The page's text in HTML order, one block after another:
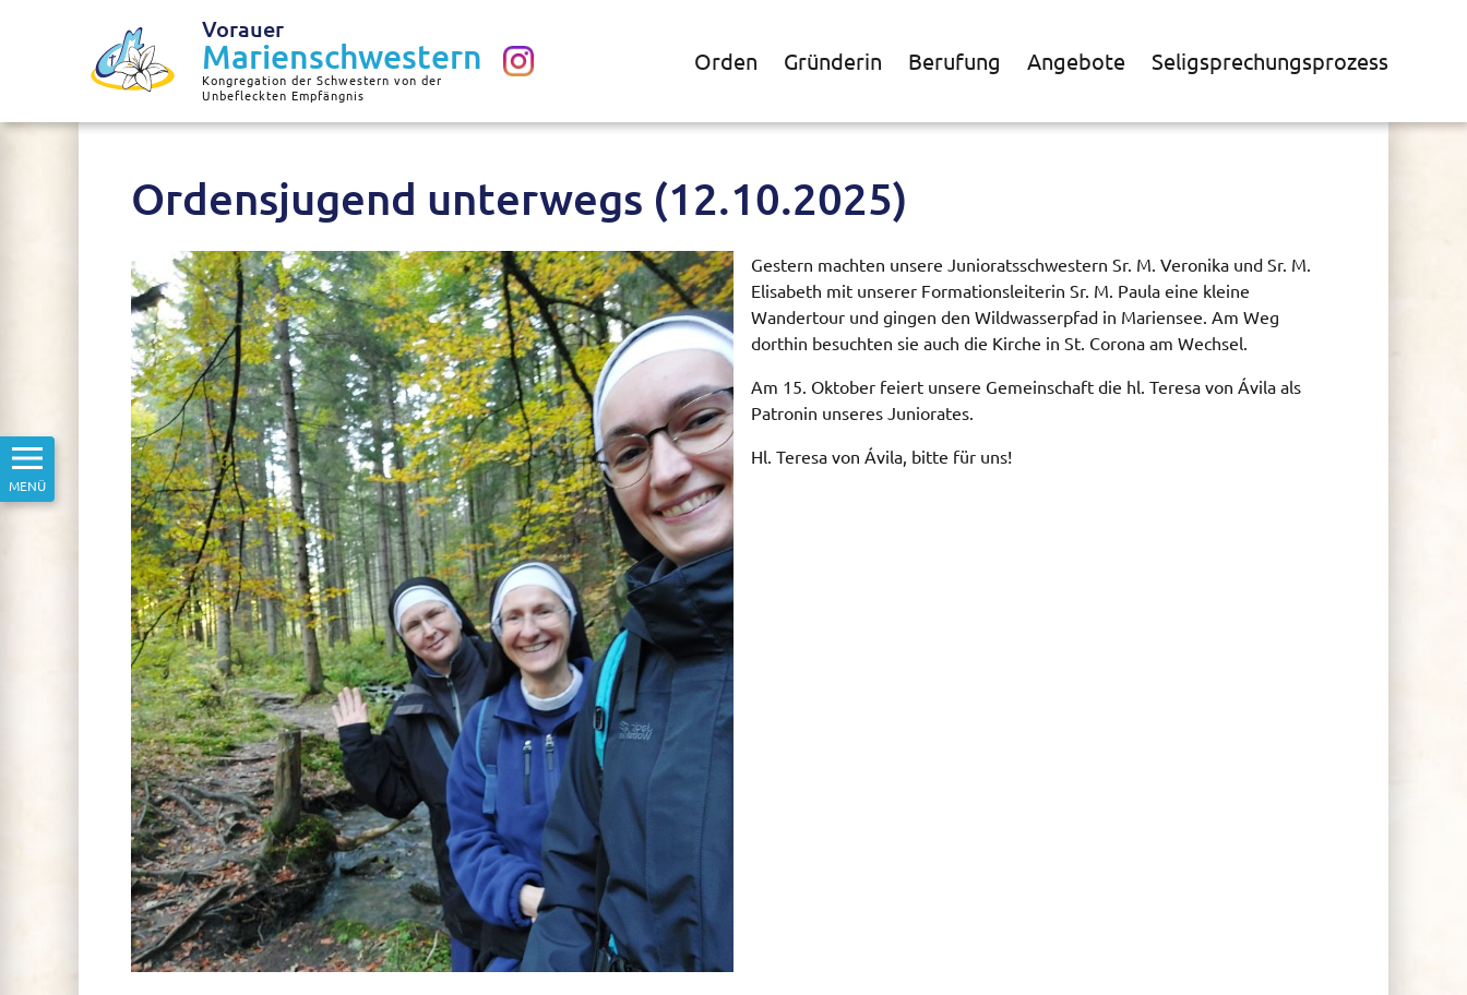
Vorauer
Marienschwestern
Kongregation der Schwestern von der
Unbefleckten Empfängnis
Orden Gründerin Berufung Angebote Seligsprechungsprozess
MENÜ
Ordensjugend unterwegs (12.10.2025)
Gestern machten unsere Junioratsschwestern Sr. M. Veronika und Sr. M.
Elisabeth mit unserer Formationsleiterin Sr. M. Paula eine kleine
Wandertour und gingen den Wildwasserpfad in Mariensee. Am Weg
dorthin besuchten sie auch die Kirche in St. Corona am Wechsel.
Am 15. Oktober feiert unsere Gemeinschaft die hl. Teresa von Ávila als
Patronin unseres Juniorates.
Hl. Teresa von Ávila, bitte für uns!